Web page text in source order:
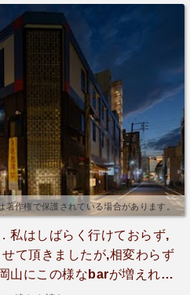
著作権で保護されている場合があります。
私はしばらく行けておらず,
て頂きましたが,相変わらず
山にこの様なbarが増えれば